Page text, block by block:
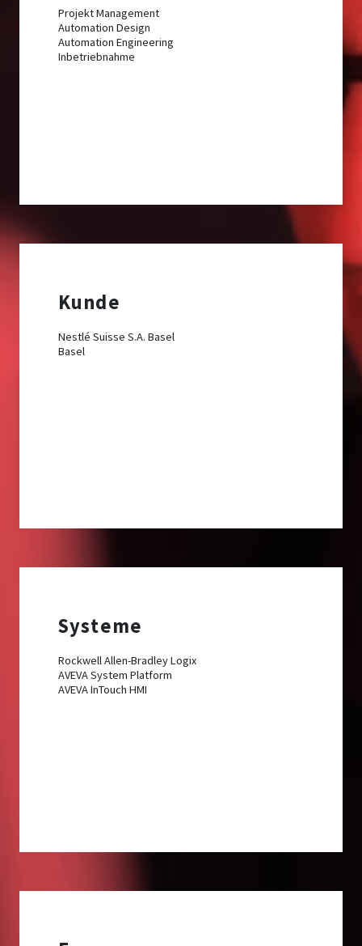
Projekt Management
Automation Design
Automation Engineering
Inbetriebnahme
Kunde
Nestlé Suisse S.A. Basel
Basel
Systeme
Rockwell Allen-Bradley Logix
AVEVA System Platform
AVEVA InTouch HMI